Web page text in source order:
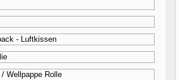
- Luftkissen
/ Wellpappe Rolle